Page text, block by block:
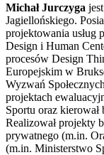
Michał Jurczyga
Jagiellońskiego.
projektowania usług
Design i Human
procesów Design
Europejskim w
Wyzwań
projektach
Sportu oraz
Realizował projekty
prywatnego (m.in.
(m.in. Ministerstwo